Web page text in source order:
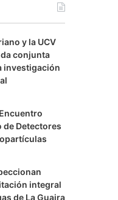
a
m y la UCV
conjunta
investigación
de Detectores
integral
de La Guaira